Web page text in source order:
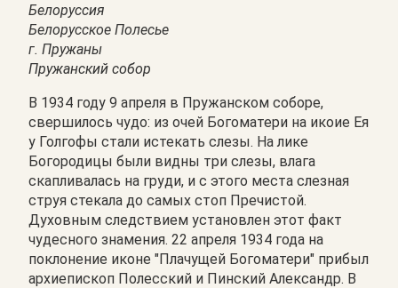
Белоруссия
Белорусское Полесье
г. Пружаны
Пружанский собор
В 1934 году 9 апреля в Пружанском соборе,
свершилось чудо: из очей Богоматери на икоие Ея
у Голгофы стали истекать слезы. На лике
Богородицы были видны три слезы, влага
скапливалась на груди, и с этого места слезная
струя стекала до самых стоп Пречистой.
Духовным следствием установлен этот факт
чудесного знамения. 22 апреля 1934 года на
поклонение иконе "Плачущей Богоматери" прибыл
архиепископ Полесский и Пинский Александр. В